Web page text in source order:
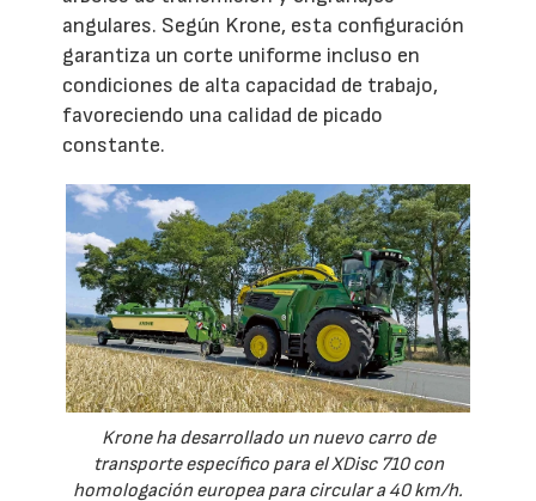
angulares. Según Krone, esta configuración
garantiza un corte uniforme incluso en
condiciones de alta capacidad de trabajo,
favoreciendo una calidad de picado
constante.
Krone ha desarrollado un nuevo carro de
transporte específico para el XDisc 710 con
homologación europea para circular a 40 km/h.